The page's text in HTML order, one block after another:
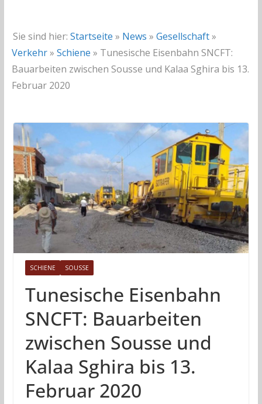
Sie sind hier: Startseite » News » Gesellschaft»
Verkehr» Schiene » Tunesische Eisenbahn SNCFT:
Bauarbeiten zwischen Sousse und Kalaa Sghira bis 13.
Februar 2020
SCHIENE SOUSSE
Tunesische Eisenbahn
SNCFT: Bauarbeiten
zwischen Sousse und
Kalaa Sghira bis 13.
Februar 2020